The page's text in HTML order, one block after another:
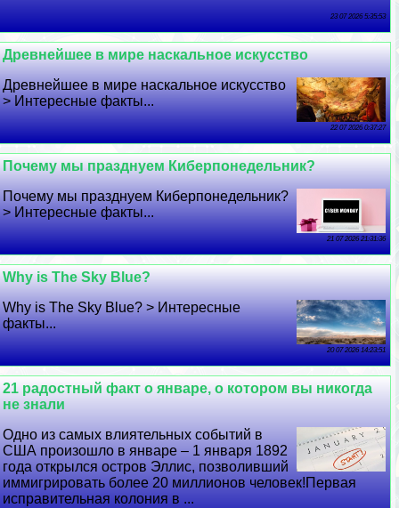
23 07 2026 5:35:53
Древнейшее в мире наскальное искусство
Древнейшее в мире наскальное искусство
> Интересные факты...
22 07 2026 0:37:27
Почему мы празднуем Киберпонедельник?
Почему мы празднуем Киберпонедельник?
> Интересные факты...
21 07 2026 21:31:36
Why is The Sky Blue?
Why is The Sky Blue? > Интересные
факты...
20 07 2026 14:23:51
21 радостный факт о январе, о котором вы никогда
не знали
Одно из самых влиятельных событий в
США произошло в январе – 1 января 1892
года открылся остров Эллис, позволивший
иммигрировать более 20 миллионов человек!Первая
исправительная колония в ...